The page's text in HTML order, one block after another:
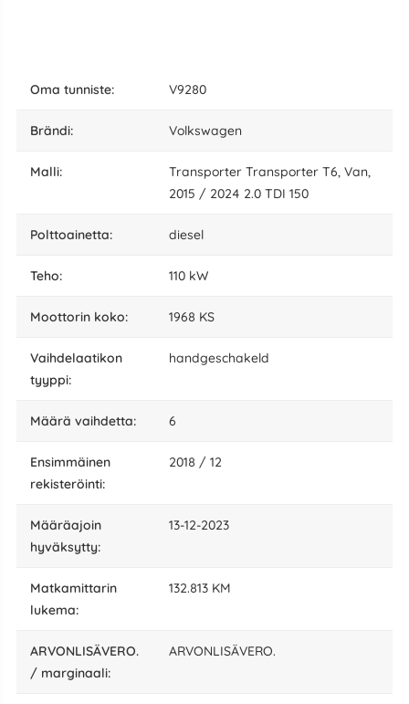
oma tunniste: V9280
Brändi: Volkswagen
malli:
Transporter Transporter T6, Van,
2015 / 2024 2.0 TDI 150
polttoainetta: diesel
teho: 110 kW
moottorin koko: 1968 KS
vaihdelaatikon
tyyppi:
handgeschakeld
määrä vaihdetta: 6
Ensimmäinen
rekisteröinti:
2018 / 12
määräajoin
hyväksytty:
13-12-2023
matkamittarin
lukema:
132.813 KM
ARVONLISÄVERO.
/ marginaali:
ARVONLISÄVERO.